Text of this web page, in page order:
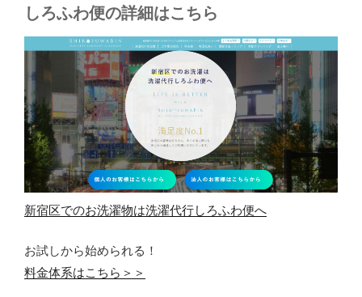
しろふわ便の詳細はこちら
新宿区でのお洗濯物は洗濯代行しろふわ便へ
お試しから始められる！
料金体系はこちら＞＞